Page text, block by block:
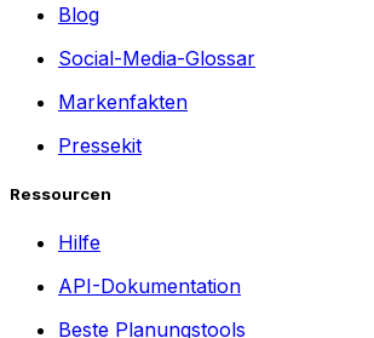
Blog
Social-Media-Glossar
Markenfakten
Pressekit
Ressourcen
Hilfe
API-Dokumentation
Beste Planungstools